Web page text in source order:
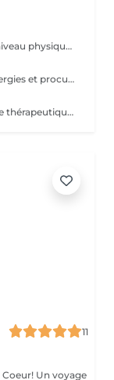
Le magnétisme va soulager les douleurs au niveau physique: fibromyalgie, douleurs musculaires, mal de dos, sciatiques, douleurs au niveau des articulations, arthroses, migraines, problèmes de digestion, cicatrisation (après une opération par exemple) ... Il va agir en tant que coupe feu, sur brûlures physiques ou soulagement lors des séances de chimiothérapie ou radiothérapie... Ainsi que sur l'insomnie, le stress, l'angoisse, la dépression, la fatigue... Attention, les séances de magnétisme peuvent être pratiquées à titre préventif ou en accompagnement des soins médicaux, mais ne peuvent en aucun cas, se substituer aux traitements médicaux. Paiement sur place en espèces.
Le Reiki est une méthode qui équilibre les énergies et procure un apaisement physique, psychique et émotionnel. Lors d'une séance de Reiki (Rei signifie esprit-conscience, Ki signifie énergie-sensation), le praticien dirige l'énergie universelle vers les zones du corps qui en ont le plus besoin, faisant en sorte que l'énergie circule uniformément et harmonieusement. Une séance permet : d'apaiser le corps et l'esprit de procurer un sentiment de bien-être d'harmoniser la circulation de l'énergie de favoriser un état de relaxation de soutenir le potentiel de guérison de retrouver un sommeil réparateur retrouver une meilleure circulation sanguine réduire les douleurs physiques réduire le stress Les séances de reiki peuvent être pratiquées à titre préventif, ou en accompagnement des soins médicaux, mais ne peuvent en aucun cas, se substituer aux traitements médicaux. Paiement sur place en espèces.
Ce que je pratique en cabinet est de l'hypnose thérapeutique. Vous restez maître de vous-même et libre de vos actions. Ensemble nous travaillons sur vos émotions. Je vais chercher vos blocages, vos peurs, vos craintes, et fais en sorte que celles-ci ne soient plus un poids pour vous. Aussi ce qu'il y a de mieux en vous, vos forces, votre courage, et bien d'autres qualités, pour que cela vous aide à aller mieux et à atteindre vos objectifs. Paiement sur place en espèces.
11
voyage